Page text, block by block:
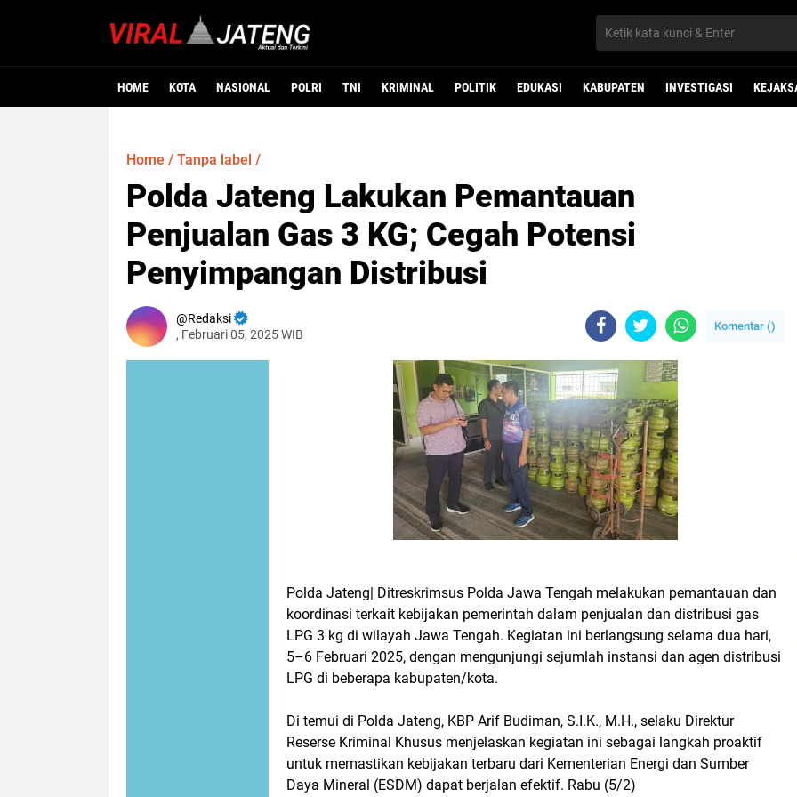
HOME KOTA NASIONAL POLRI TNI KRIMINAL POLITIK EDUKASI KABUPATEN INVESTIGASI
Home / Tanpa label /
Polda Jateng Lakukan Pemantauan
Penjualan Gas 3 KG; Cegah Potensi
Penyimpangan Distribusi
Redaksi
, Februari 05, 2025 WIB
Komentar ()
Polda Jateng| Ditreskrimsus Polda Jawa Tengah melakukan pemantauan dan
koordinasi terkait kebijakan pemerintah dalam penjualan dan distribusi gas
LPG 3 kg di wilayah Jawa Tengah. Kegiatan ini berlangsung selama dua hari,
5–6 Februari 2025, dengan mengunjungi sejumlah instansi dan agen distribusi
LPG di beberapa kabupaten/kota.
Di temui di Polda Jateng, KBP Arif Budiman, S.I.K., M.H., selaku Direktur
Reserse Kriminal Khusus menjelaskan kegiatan ini sebagai langkah proaktif
untuk memastikan kebijakan terbaru dari Kementerian Energi dan Sumber
Daya Mineral (ESDM) dapat berjalan efektif. Rabu (5/2)